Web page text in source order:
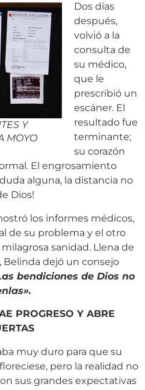
Y
MOYO
Dos días
después,
volvió a la
consulta de
su médico,
que le
prescribió un
escáner. El
resultado fue
terminante;
su corazón
El engrosamiento
alguna, la distancia no
Dios!
los informes médicos,
de su problema y el otro
sanidad. Llena de
Belinda dejó un consejo
bendiciones de Dios no
».
PROGRESO Y ABRE
muy duro para que su
pero la realidad no
sus grandes expectativas